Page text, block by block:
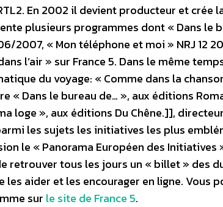
En 2002 il devient producteur et crée
plusieurs programmes dont « Dans le
2007, « Mon téléphone et moi » NRJ 12
l’air » sur France 5. Dans le même
du voyage: « Comme dans la
« Dans le bureau de… », aux éditions
loge », aux éditions Du Chêne.]],
les sujets les initiatives les plus
le « Panorama Européen des Initiatives
retrouver tous les jours un « billet » des
les aider et les encourager en ligne. Vous
sur le site de France 5.